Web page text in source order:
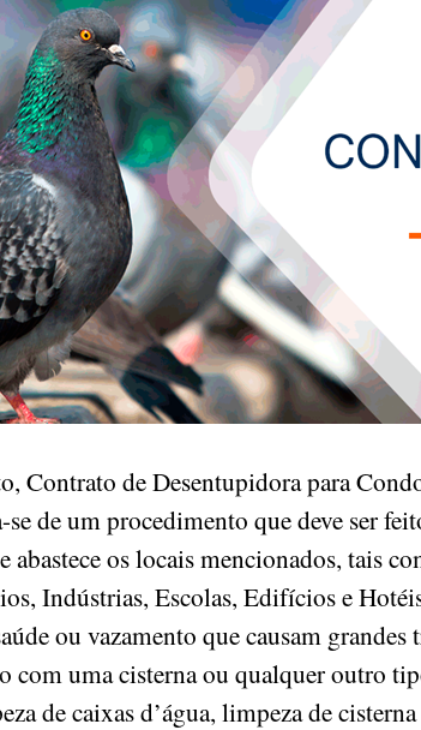
Contrato de Desentupidora para
de um procedimento que deve ser
abastece os locais mencionados, tais
Indústrias, Escolas, Edifícios e
ou vazamento que causam
com uma cisterna ou qualquer outro
de caixas d’água, limpeza de